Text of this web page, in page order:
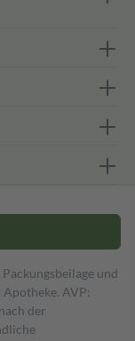
und
AVP:
der